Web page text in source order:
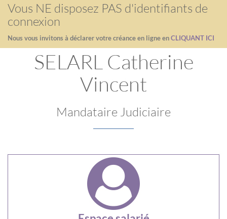
Vous NE disposez PAS d'identifiants de
connexion
Nous vous invitons à déclarer votre créance en ligne enCLIQUANT ICI
SELARL Catherine
Vincent
Mandataire Judiciaire